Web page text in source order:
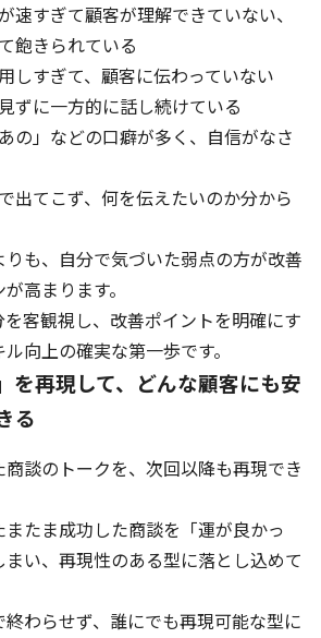
速すぎて顧客が理解できていない、
飽きられている
しすぎて、顧客に伝わっていない
ずに一方的に話し続けている
の」などの口癖が多く、自信がなさ
出てこず、何を伝えたいのか分から
も、自分で気づいた弱点の方が改善
高まります。
客観視し、改善ポイントを明確にす
向上の確実な第一歩です。
を再現して、どんな顧客にも安
る
談のトークを、次回以降も再現でき
たま成功した商談を「運が良かっ
い、再現性のある型に落とし込めて
わらせず、誰にでも再現可能な型に